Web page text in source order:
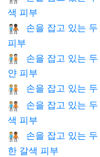
색 피부
🧑🏻‍🤝‍🧑🏿
손을 잡고 있는
피부
🧑🏼‍🤝‍🧑🏻
손을 잡고 있는
얀 피부
🧑🏼‍🤝‍🧑🏼 손을 잡고 있는
🧑🏼‍🤝‍🧑🏽
손을 잡고 있는
색 피부
🧑🏼‍🤝‍🧑🏾
손을 잡고 있는
한 갈색 피부